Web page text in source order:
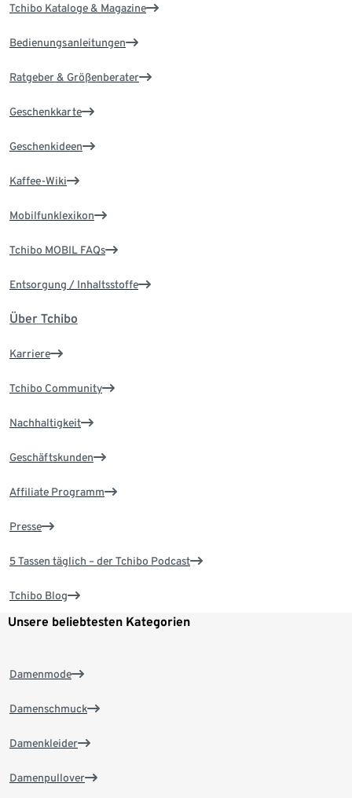
Tchibo Kataloge & Magazine
Bedienungsanleitungen
Ratgeber & Größenberater
Geschenkkarte
Geschenkideen
Kaffee-Wiki
Mobilfunklexikon
Tchibo MOBIL FAQs
Entsorgung / Inhaltsstoffe
Über Tchibo
Karriere
Tchibo Community
Nachhaltigkeit
Geschäftskunden
Affiliate Programm
Presse
5 Tassen täglich – der Tchibo Podcast
Tchibo Blog
Unsere beliebtesten Kategorien
Damenmode
Damenschmuck
Damenkleider
Damenpullover